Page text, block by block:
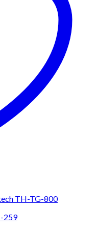
TH-TG-800